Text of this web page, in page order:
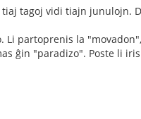
tagoj vidi tiajn junulojn.
Li partoprenis la
ĝin "paradizo". Poste li